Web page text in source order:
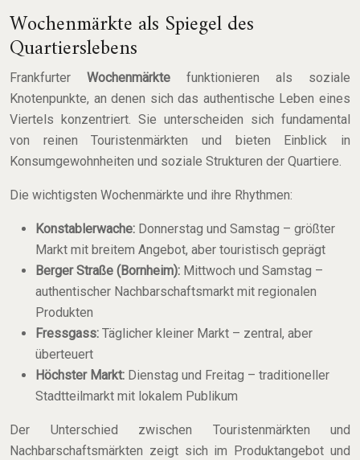
Wochenmärkte als Spiegel des
Quartierslebens
Frankfurter Wochenmärkte funktionieren als soziale
Knotenpunkte, an denen sich das authentische Leben eines
Viertels konzentriert. Sie unterscheiden sich fundamental
von reinen Touristenmärkten und bieten Einblick in
Konsumgewohnheiten und soziale Strukturen der Quartiere.
Die wichtigsten Wochenmärkte und ihre Rhythmen:
Konstablerwache: Donnerstag und Samstag – größter
Markt mit breitem Angebot, aber touristisch geprägt
Berger Straße (Bornheim): Mittwoch und Samstag –
authentischer Nachbarschaftsmarkt mit regionalen
Produkten
Fressgass: Täglicher kleiner Markt – zentral, aber
überteuert
Höchster Markt: Dienstag und Freitag – traditioneller
Stadtteilmarkt mit lokalem Publikum
Der Unterschied zwischen Touristenmärkten und
Nachbarschaftsmärkten zeigt sich im Produktangebot und